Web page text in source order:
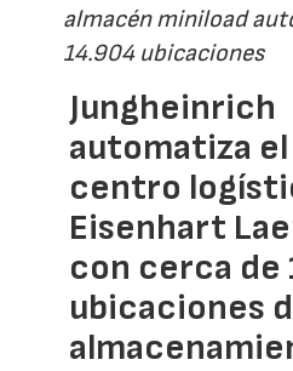
almacén miniload
14.904 ubicaciones
Jungheinrich
automatiza
centro
Eisenhart
con cerca de
ubicaciones